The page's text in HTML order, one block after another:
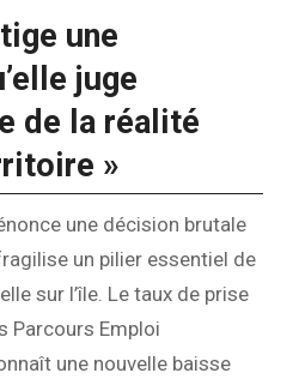
une
juge
de la réalité
»
une décision brutale
un pilier essentiel de
sur l’île. Le taux de prise
Parcours Emploi
une nouvelle baisse